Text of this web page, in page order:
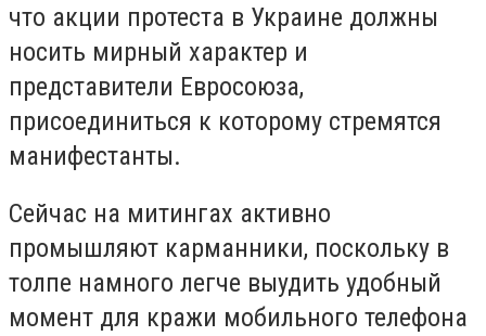
что акции протеста в Украине должны
носить мирный характер и
представители Евросоюза,
присоединиться к которому стремятся
манифестанты.
Сейчас на митингах активно
промышляют карманники, поскольку в
толпе намного легче выудить удобный
момент для кражи мобильного телефона